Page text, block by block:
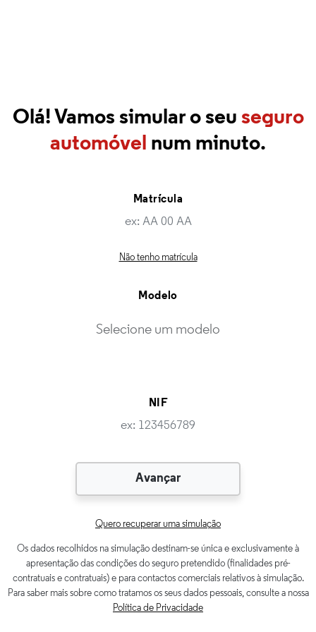
Olá! Vamos simular o seu seguro
automóvel num minuto.
Matrícula
Não tenho matrícula
Modelo
NIF
Através da indicação do NIF poderá recuperar esta simulação a qualquer
momento. Adicionalmente, conseguimos dar-lhe um preço estimado mais
próximo do real.
Código postal
Quero recuperar uma simulação
Os dados recolhidos na simulação destinam-se única e exclusivamente à
apresentação das condições do seguro pretendido (finalidades pré-
contratuais e contratuais) e para contactos comerciais relativos à simulação.
Para saber mais sobre como tratamos os seus dados pessoais, consulte a nossa
Política de Privacidade